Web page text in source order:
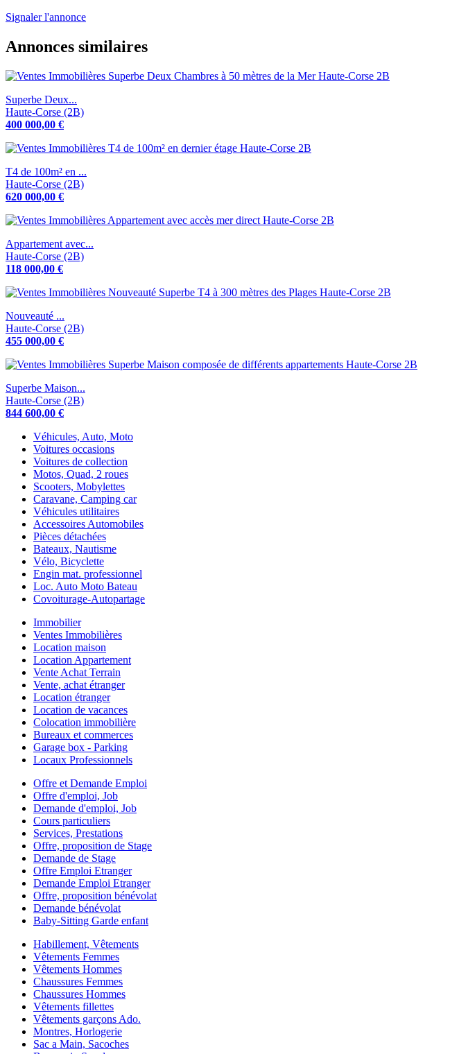
Signaler l'annonce
Annonces similaires
Superbe Deux...
Haute-Corse (2B)
400 000,00 €
T4 de 100m² en ...
Haute-Corse (2B)
620 000,00 €
Appartement avec...
Haute-Corse (2B)
118 000,00 €
Nouveauté ...
Haute-Corse (2B)
455 000,00 €
Superbe Maison...
Haute-Corse (2B)
844 600,00 €
Véhicules, Auto, Moto
Voitures occasions
Voitures de collection
Motos, Quad, 2 roues
Scooters, Mobylettes
Caravane, Camping car
Véhicules utilitaires
Accessoires Automobiles
Pièces détachées
Bateaux, Nautisme
Vélo, Bicyclette
Engin mat. professionnel
Loc. Auto Moto Bateau
Covoiturage-Autopartage
Immobilier
Ventes Immobilières
Location maison
Location Appartement
Vente Achat Terrain
Vente, achat étranger
Location étranger
Location de vacances
Colocation immobilière
Bureaux et commerces
Garage box - Parking
Locaux Professionnels
Offre et Demande Emploi
Offre d'emploi, Job
Demande d'emploi, Job
Cours particuliers
Services, Prestations
Offre, proposition de Stage
Demande de Stage
Offre Emploi Etranger
Demande Emploi Etranger
Offre, proposition bénévolat
Demande bénévolat
Baby-Sitting Garde enfant
Habillement, Vêtements
Vêtements Femmes
Vêtements Hommes
Chaussures Femmes
Chaussures Hommes
Vêtements fillettes
Vêtements garçons Ado.
Montres, Horlogerie
Sac a Main, Sacoches